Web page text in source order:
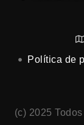
Política de
(c) 2025